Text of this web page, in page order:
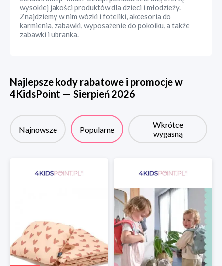
wysokiej jakości produktów dla dzieci i młodzieży.
Znajdziemy w nim wózki i foteliki, akcesoria do
karmienia, zabawki, wyposażenie do pokoiku, a także
zabawki i ubranka.
Najlepsze kody rabatowe i promocje w
4KidsPoint — Sierpień 2026
Najnowsze Popularne
Wkrótce
wygasną